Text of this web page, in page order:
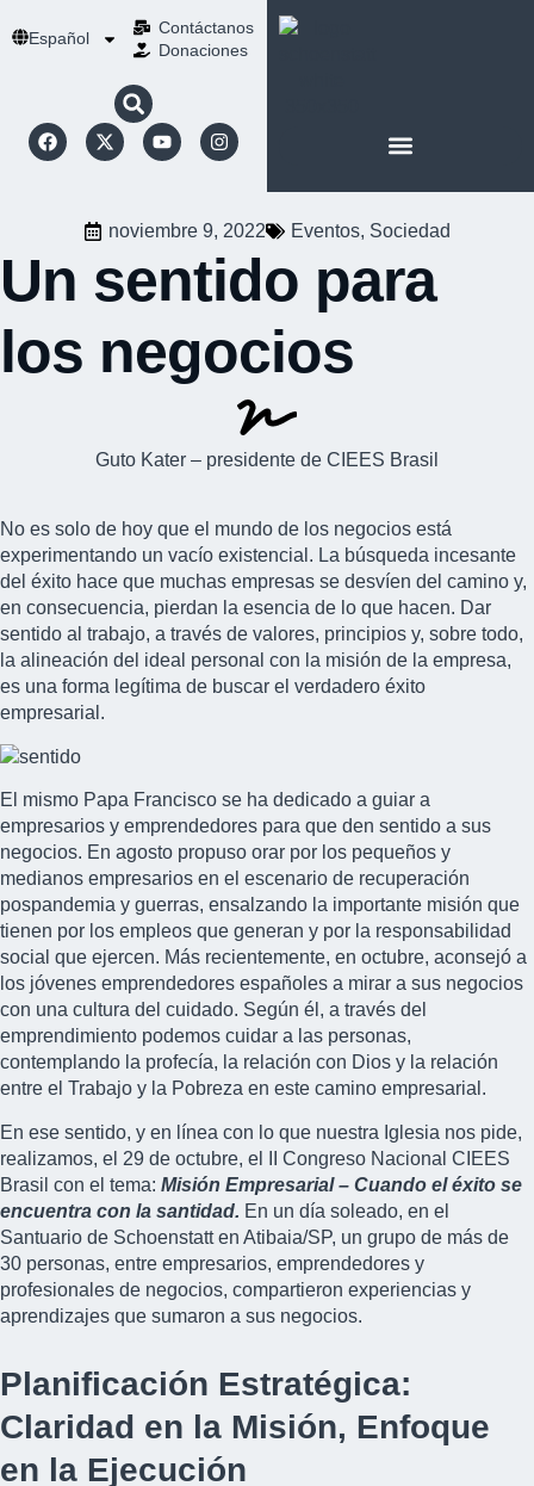
Español
Contáctanos
Donaciones
noviembre 9, 2022 Eventos, Sociedad
Un sentido para
los negocios
Guto Kater – presidente de CIEES Brasil
No es solo de hoy que el mundo de los negocios está
experimentando un vacío existencial. La búsqueda incesante
del éxito hace que muchas empresas se desvíen del camino y,
en consecuencia, pierdan la esencia de lo que hacen. Dar
sentido al trabajo, a través de valores, principios y, sobre todo,
la alineación del ideal personal con la misión de la empresa,
es una forma legítima de buscar el verdadero éxito
empresarial.
El mismo Papa Francisco se ha dedicado a guiar a
empresarios y emprendedores para que den sentido a sus
negocios. En agosto propuso orar por los pequeños y
medianos empresarios en el escenario de recuperación
pospandemia y guerras, ensalzando la importante misión que
tienen por los empleos que generan y por la responsabilidad
social que ejercen. Más recientemente, en octubre, aconsejó a
los jóvenes emprendedores españoles a mirar a sus negocios
con una cultura del cuidado. Según él, a través del
emprendimiento podemos cuidar a las personas,
contemplando la profecía, la relación con Dios y la relación
entre el Trabajo y la Pobreza en este camino empresarial.
En ese sentido, y en línea con lo que nuestra Iglesia nos pide,
realizamos, el 29 de octubre, el II Congreso Nacional CIEES
Brasil con el tema: Misión Empresarial – Cuando el éxito se
encuentra con la santidad. En un día soleado, en el
Santuario de Schoenstatt en Atibaia/SP, un grupo de más de
30 personas, entre empresarios, emprendedores y
profesionales de negocios, compartieron experiencias y
aprendizajes que sumaron a sus negocios.
Planificación Estratégica:
Claridad en la Misión, Enfoque
en la Ejecución